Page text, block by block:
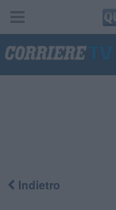
Indietro